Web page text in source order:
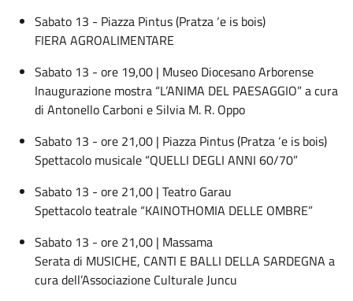
Sabato 13 - Piazza Pintus (Pratza ‘e is bois)
FIERA AGROALIMENTARE
Sabato 13 - ore 19,00 | Museo Diocesano Arborense
Inaugurazione mostra “L’ANIMA DEL PAESAGGIO” a cura
di Antonello Carboni e Silvia M. R. Oppo
Sabato 13 - ore 21,00 | Piazza Pintus (Pratza ‘e is bois)
Spettacolo musicale “QUELLI DEGLI ANNI 60/70”
Sabato 13 - ore 21,00 | Teatro Garau
Spettacolo teatrale “KAINOTHOMIA DELLE OMBRE”
Sabato 13 - ore 21,00 | Massama
Serata di MUSICHE, CANTI E BALLI DELLA SARDEGNA a
cura dell’Associazione Culturale Juncu